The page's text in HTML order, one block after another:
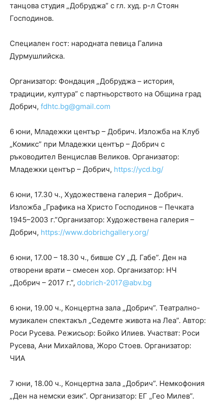
танцова студия „Добруджа” с гл. худ. р-л Стоян
Господинов.
Специален гост: народната певица Галина
Дурмушлийска.
Организатор: Фондация „Добруджа – история,
традиции, култура” с партньорството на Община град
Добрич, fdhtc.bg@gmail.com
6 юни, Младежки център – Добрич. Изложба на Клуб
„Комикс” при Младежки център – Добрич с
ръководител Венцислав Великов. Организатор:
Младежки център – Добрич, https://ycd.bg/
6 юни, 17.30 ч., Художествена галерия – Добрич.
Изложба „Графика на Христо Господинов – Печката
1945–2003 г.”Организатор: Художествена галерия –
Добрич, https://www.dobrichgallery.org/
6 юни, 17.00 – 18.30 ч., бивше СУ „Д. Габе”. Ден на
отворени врати – смесен хор. Организатор: НЧ
„Добрич – 2017 г.”, dobrich-2017@abv.bg
6 юни, 19.00 ч., Концертна зала „Добрич”. Театрално-
музикален спектакъл „Седемте живота на Леа”. Автор:
Роси Русева. Режисьор: Бойко Илиев. Участват: Роси
Русева, Ани Михайлова, Жоро Стоев. Организатор:
ЧИА
7 юни, 18.00 ч., Концертна зала „Добрич”. Немкофония
„Ден на немски език”. Организатор: ЕГ „Гео Милев”.